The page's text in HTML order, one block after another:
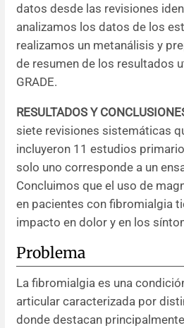
datos desde las revisiones
analizamos los datos de los
realizamos un metanálisis y
de resumen de los resultados
GRADE.
RESULTADOS Y
siete revisiones sistemáticas
incluyeron 11 estudios
solo uno corresponde a un
Concluimos que el uso de
en pacientes con fibromialgia
impacto en dolor y en los
Problema
La fibromialgia es una
articular caracterizada por
donde destacan